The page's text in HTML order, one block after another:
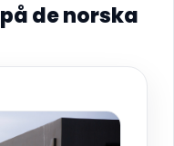
de norska